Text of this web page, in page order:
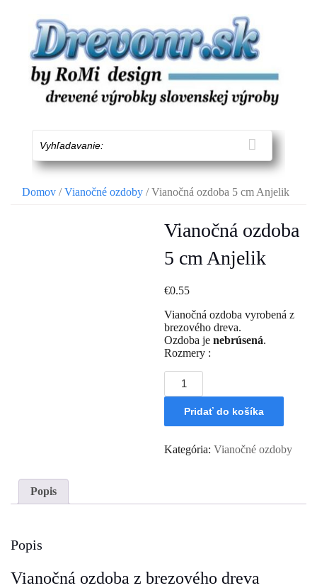
Domov /Vianočné ozdoby / Vianočná ozdoba 5 cm Anjelik
Vianočná ozdoba
5 cm Anjelik
€0.55
Vianočná ozdoba vyrobená z
brezového dreva.
Ozdoba jenebrúsená.
Rozmery :
množstvo
Vianočná
cm
Pridať do košíka
Kategória:Vianočné ozdoby
Popis
Popis
Vianočná ozdoba z brezového dreva